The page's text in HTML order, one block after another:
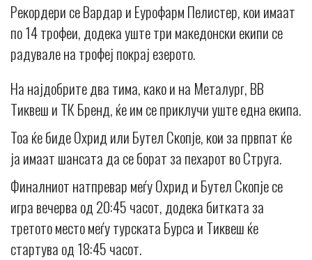
Рекордери се Вардар и Еурофарм Пелистер, кои имаат
по 14 трофеи, додека уште три македонски екипи се
радувале на трофеј покрај езерото.
На најдобрите два тима, како и на Металург, ВВ
Тиквеш и ТК Бренд, ќе им се приклучи уште една екипа.
Тоа ќе биде Охрид или Бутел Скопје, кои за првпат ќе
ја имаат шансата да се борат за пехарот во Струга.
Финалниот натпревар меѓу Охрид и Бутел Скопје се
игра вечерва од 20:45 часот, додека битката за
третото место меѓу турската Бурса и Тиквеш ќе
стартува од 18:45 часот.